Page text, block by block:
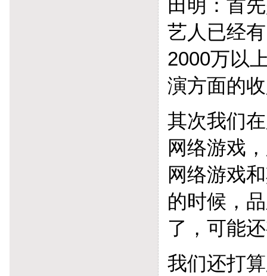
田明：首
艺人已经
2000万以
演方面的
其次我们
网络游戏
网络游戏
的时候，
了，可能
我们还打